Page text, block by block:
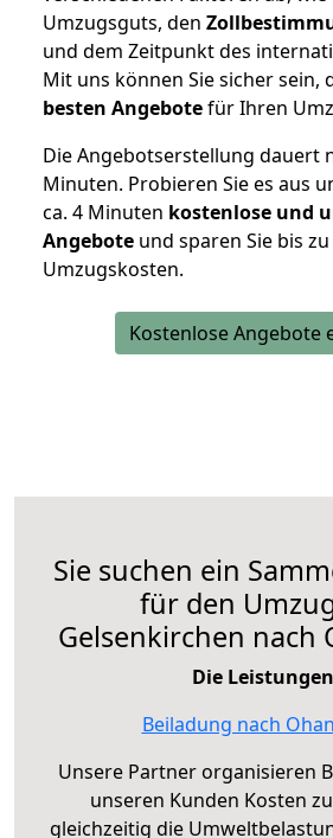
Umzugsguts, den
und dem Zeitpunkt des
Mit uns können Sie sicher sein,
besten Angebotefür Ihren
Die Angebotserstellung dauert
Minuten. Probieren Sie es aus
ca. 4 Minuten kostenlose und
Angebote und sparen Sie bis
Umzugskosten.
Kostenlose Angebote
Sie suchen ein
für den
Gelsenkirchen nach
Die
Beiladung nach
Unsere Partner organisieren
unseren Kunden Kosten
gleichzeitig die